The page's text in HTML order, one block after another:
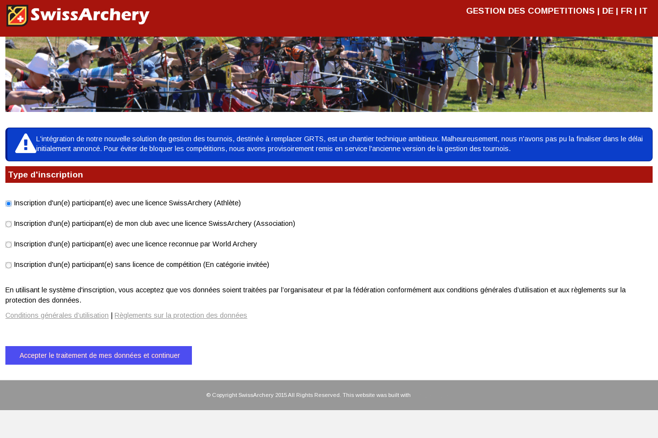
GESTION DES COMPETITIONS | DE| FR| IT
L'intégration de notre nouvelle solution de gestion des tournois, destinée à remplacer GRTS, est un chantier technique ambitieux. Malheureusement, nous n'avons pas pu la finaliser dans le délai
initialement annoncé. Pour éviter de bloquer les compétitions, nous avons provisoirement remis en service l'ancienne version de la gestion des tournois.
Type d'inscription
Inscription d'un(e) participant(e) avec une licence SwissArchery (Athlète)
Inscription d'un(e) participant(e) de mon club avec une licence SwissArchery (Association)
Inscription d'un(e) participant(e) avec une licence reconnue par World Archery
Inscription d'un(e) participant(e) sans licence de compétition (En catégorie invitée)
En utilisant le système d'inscription, vous acceptez que vos données soient traitées par l’organisateur et par la fédération conformément aux conditions générales d’utilisation et aux règlements sur la
protection des données.
Conditions générales d’utilisation |Règlements sur la protection des données
© Copyright SwissArchery 2015 All Rights Reserved. This website was built with